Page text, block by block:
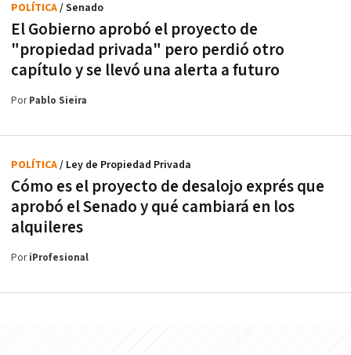
El Gobierno aprobó el proyecto de
"propiedad privada" pero perdió otro
capítulo y se llevó una alerta a futuro
POLÍTICA/ Senado
PorPablo Sieira
Cómo es el proyecto de desalojo exprés que
aprobó el Senado y qué cambiará en los
alquileres
POLÍTICA/ Ley de Propiedad Privada
PoriProfesional